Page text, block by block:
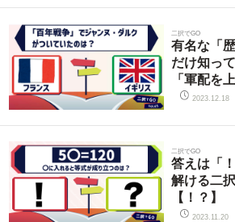
二択でGO
有名な「
だけ知っ
「軍配を
2023.12.18
二択でGO
答えは「
解ける二
【！？】
2023.11.20